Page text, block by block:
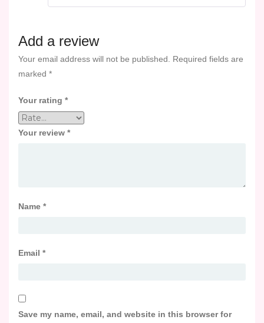
Add a review
Your email address will not be published.
Required fields are
marked *
Your rating *
Your review *
Name *
Email *
Save my name, email, and website in this browser for